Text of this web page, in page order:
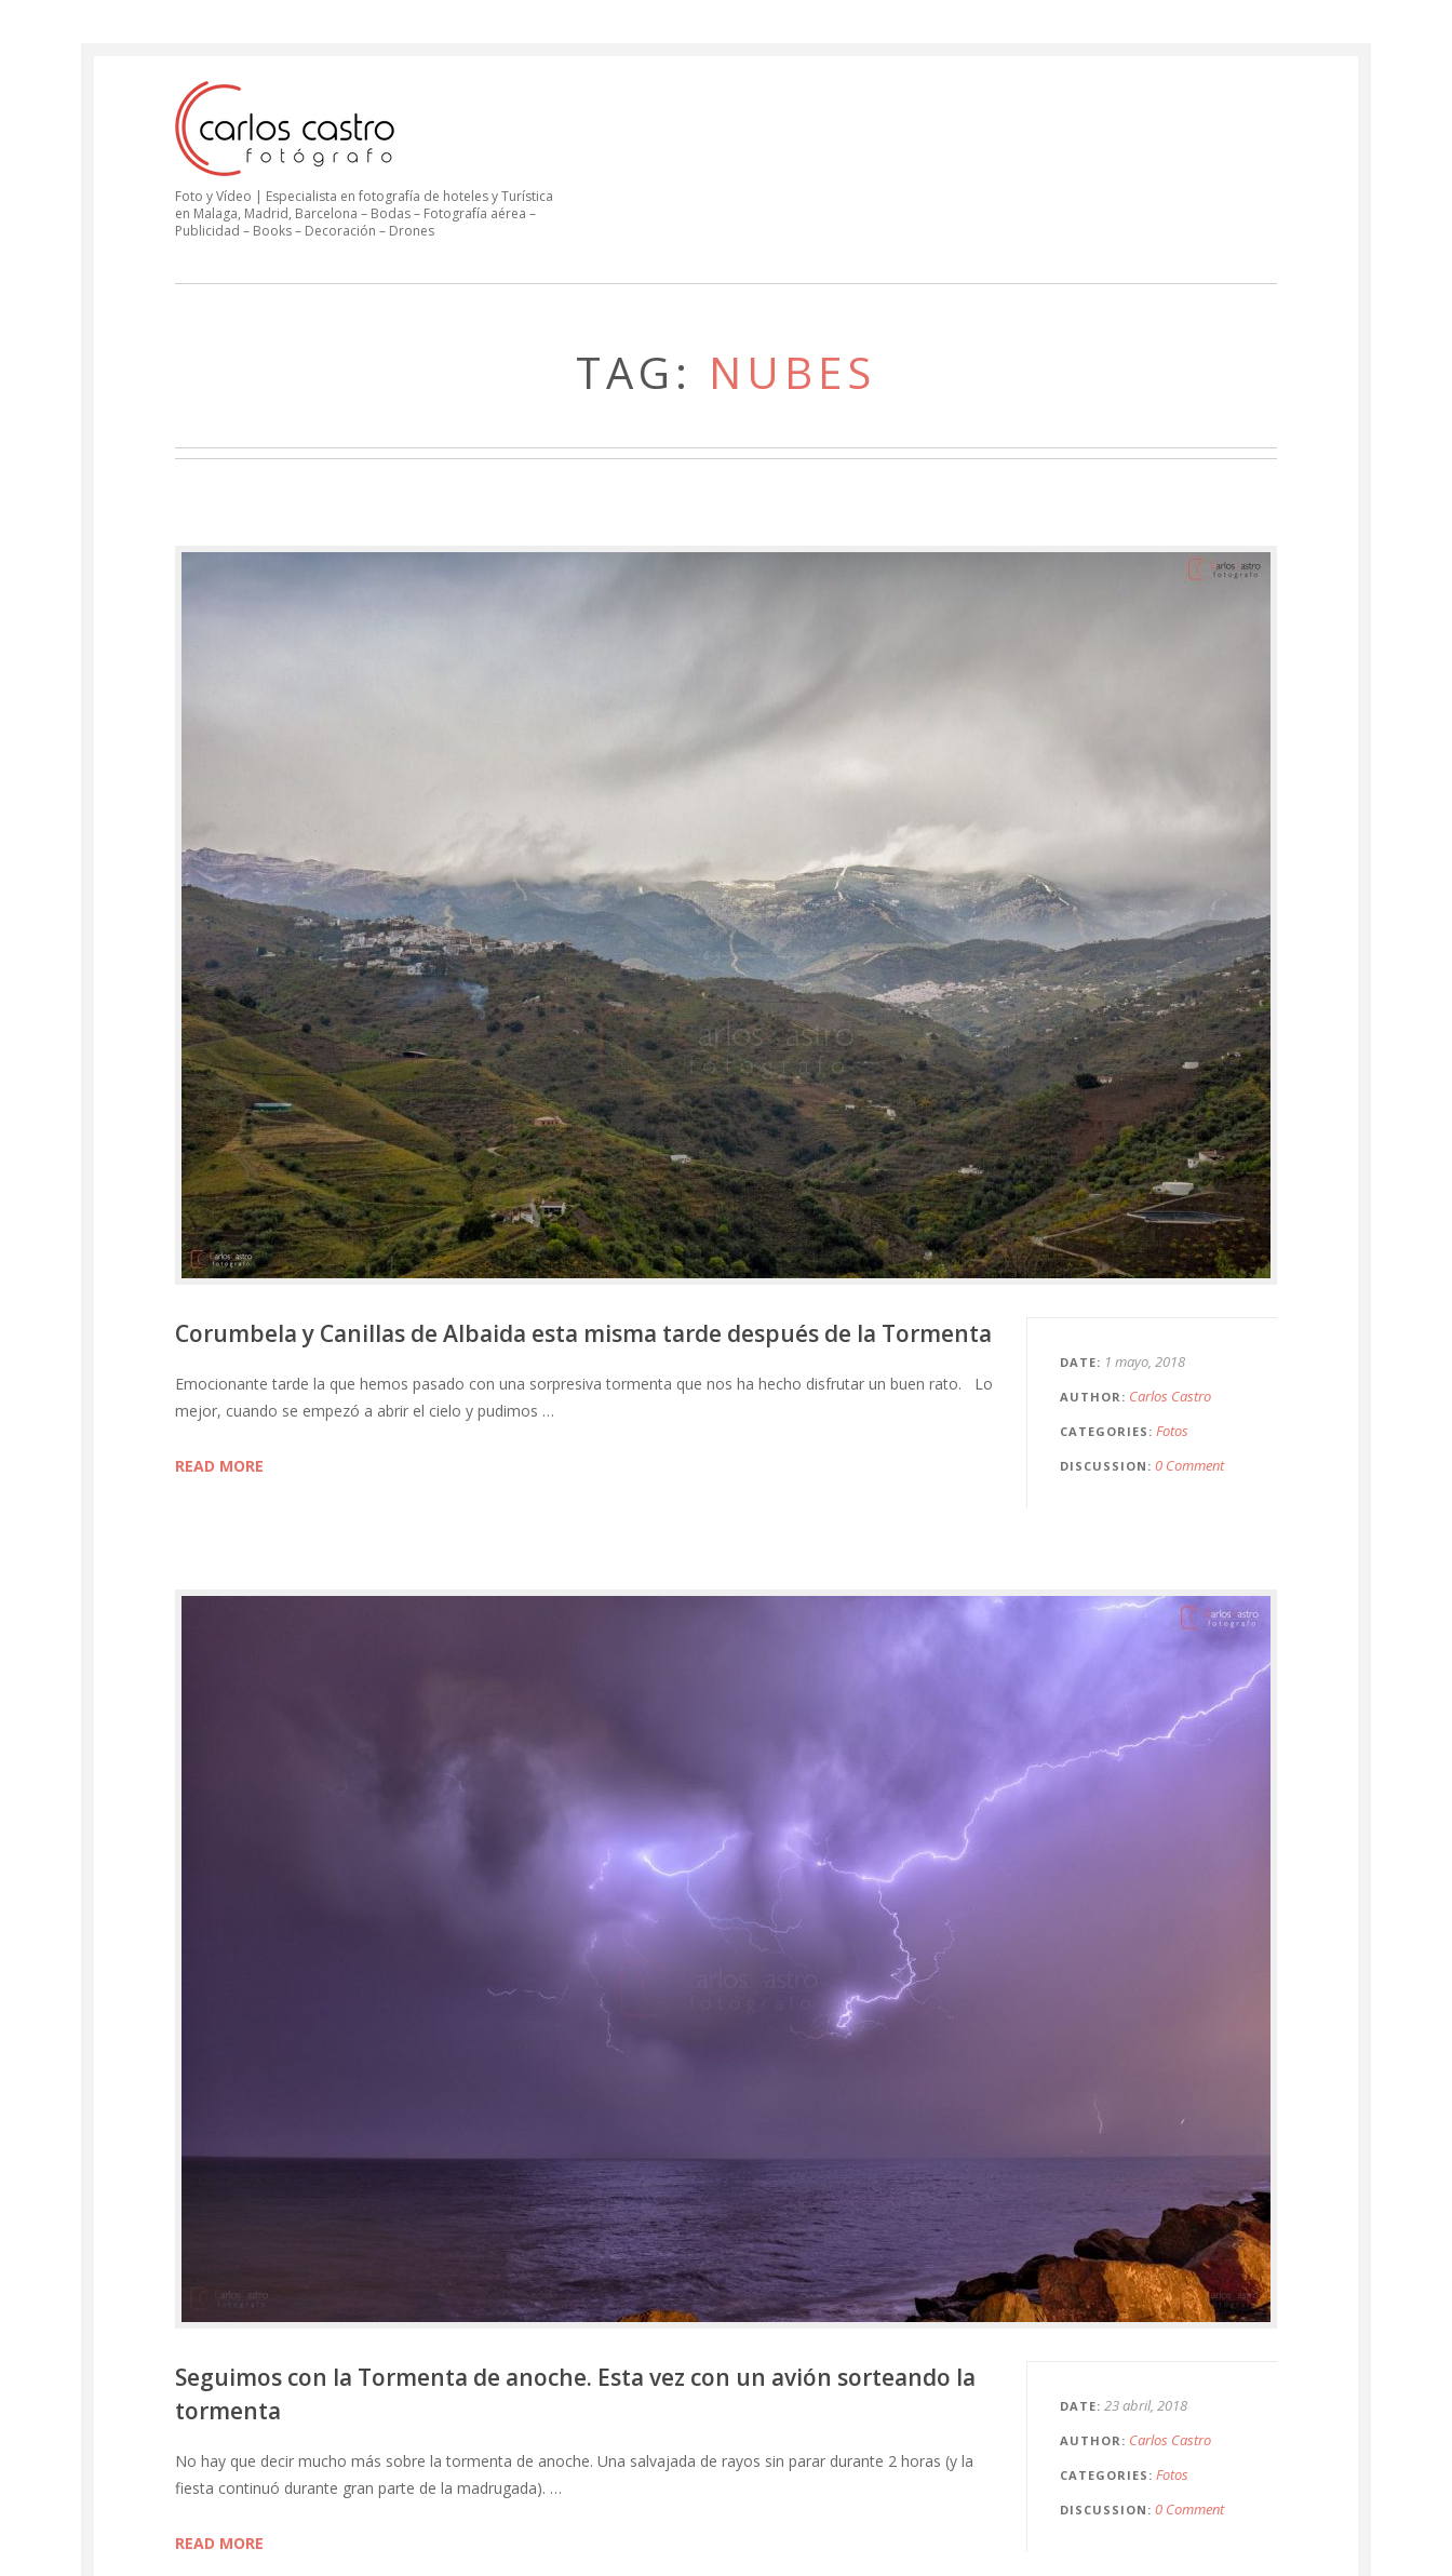
Foto y Vídeo | Especialista en fotografía de hoteles y Turística
en Malaga, Madrid, Barcelona – Bodas – Fotografía aérea –
Publicidad – Books – Decoración – Drones
TAG: NUBES
DATE 1 mayo, 2018
AUTHOR Carlos Castro
CATEGORIES Fotos
DISCUSSION 0 Comment
Corumbela y Canillas de Albaida esta misma tarde después de la Tormenta
Emocionante tarde la que hemos pasado con una sorpresiva tormenta que nos ha hecho disfrutar un buen rato. Lo
mejor, cuando se empezó a abrir el cielo y pudimos …
READ MORE
DATE 23 abril, 2018
AUTHOR Carlos Castro
CATEGORIES Fotos
DISCUSSION 0 Comment
Seguimos con la Tormenta de anoche. Esta vez con un avión sorteando la
tormenta
No hay que decir mucho más sobre la tormenta de anoche. Una salvajada de rayos sin parar durante 2 horas (y la
fiesta continuó durante gran parte de la madrugada). …
READ MORE